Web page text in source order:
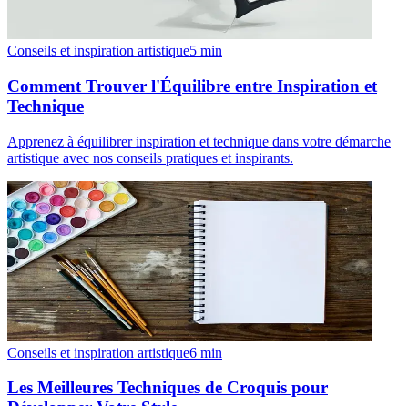
Conseils et inspiration artistique5 min
Comment Trouver l'Équilibre entre Inspiration et
Technique
Apprenez à équilibrer inspiration et technique dans votre démarche
artistique avec nos conseils pratiques et inspirants.
Conseils et inspiration artistique6 min
Les Meilleures Techniques de Croquis pour